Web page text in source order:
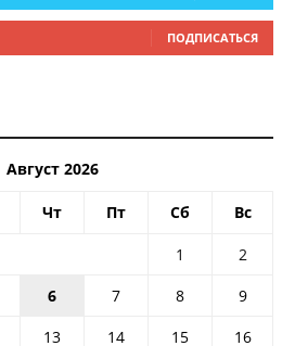
ПОДПИСАТЬСЯ
Август 2026
Чт Пт Сб Вс
1
2
6 7 8
9
13 14 15
16